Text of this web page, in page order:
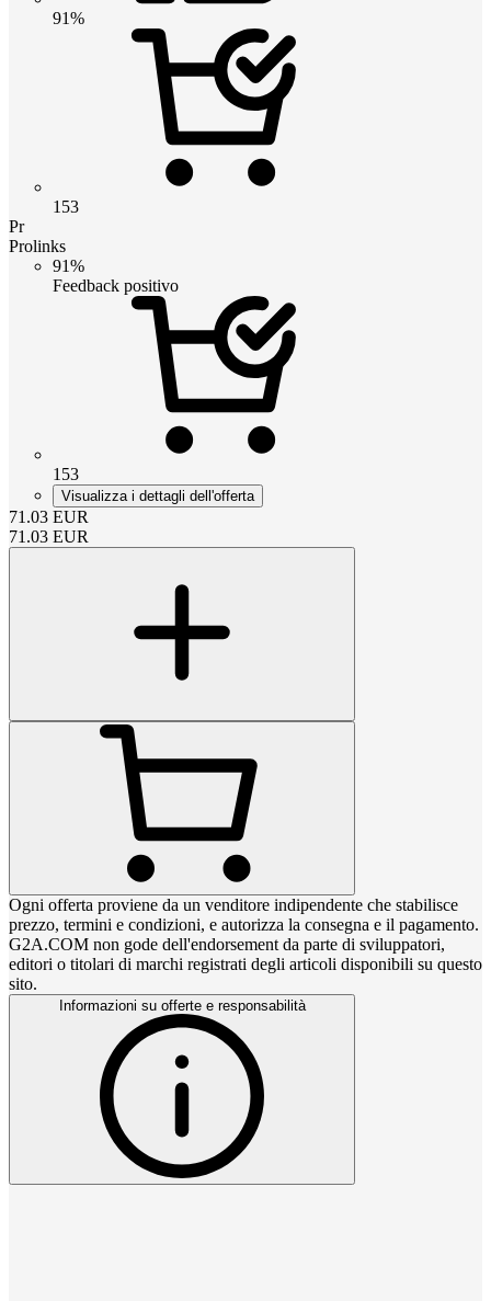
91%
153
Pr
Prolinks
91%
Feedback positivo
153
Visualizza i dettagli dell'offerta
71.03 EUR
71.03 EUR
Ogni offerta proviene da un venditore indipendente che stabilisce
prezzo, termini e condizioni, e autorizza la consegna e il pagamento.
G2A.COM non gode dell'endorsement da parte di sviluppatori,
editori o titolari di marchi registrati degli articoli disponibili su questo
sito.
Informazioni su offerte e responsabilità